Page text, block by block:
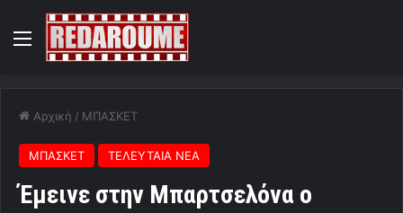
Menu
Αρχική / ΜΠΑΣΚΕΤ
ΜΠΑΣΚΕΤ ΤΕΛΕΥΤΑΙΑ ΝΕΑ
Έμεινε στην Μπαρτσελόνα ο